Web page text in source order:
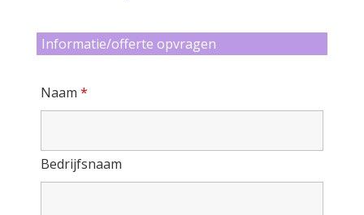
Informatie/offerte opvragen
Naam *
Bedrijfsnaam